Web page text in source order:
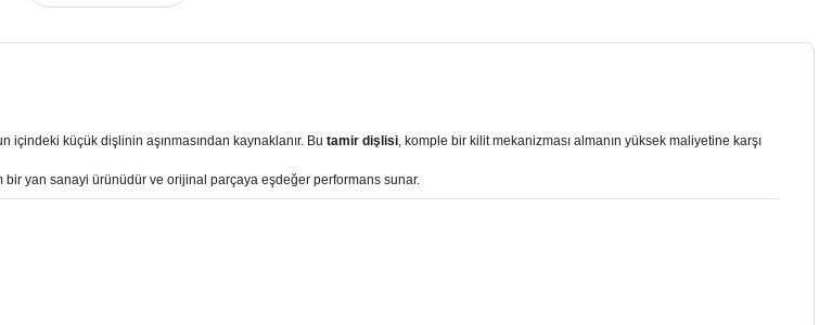
içindeki küçük dişlinin aşınmasından kaynaklanır. Bu tamir dişlisi, komple bir kilit mekanizması almanın yüksek maliyetine karşı
bir yan sanayi ürünüdür ve orijinal parçaya eşdeğer performans sunar.